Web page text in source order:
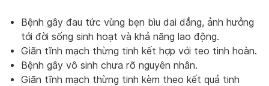
Bệnh gây đau tức vùng bẹn bìu dai dẳng, ảnh hưởng
tới đời sống sinh hoạt và khả năng lao động.
Giãn tĩnh mạch thừng tinh kết hợp với teo tinh hoàn.
Bệnh gây vô sinh chưa rõ nguyên nhân.
Giãn tĩnh mạch thừng tinh kèm theo kết quả tinh